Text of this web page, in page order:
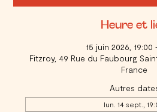
Heure et
15 juin 2026, 19:00
Fitzroy, 49 Rue du Faubourg
France
Autres
lun. 14 sept.,